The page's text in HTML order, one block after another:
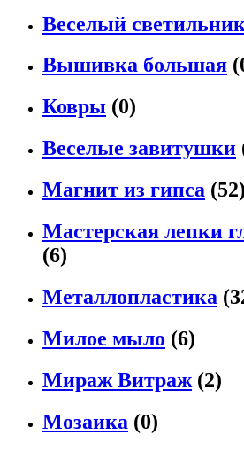
Веселый светильник
Вышивка большая
Ковры (0)
Веселые завитушки
Магнит из гипса (52)
Мастерская лепки
(6)
Металлопластика
Милое мыло (6)
Мираж Витраж (2)
Мозаика (0)